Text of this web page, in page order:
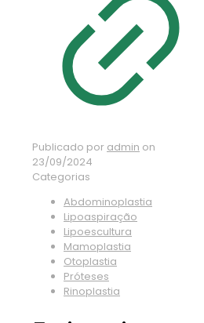
Publicado por admin on
23/09/2024
Categorias
Abdominoplastia
Lipoaspiração
Lipoescultura
Mamoplastia
Otoplastia
Próteses
Rinoplastia